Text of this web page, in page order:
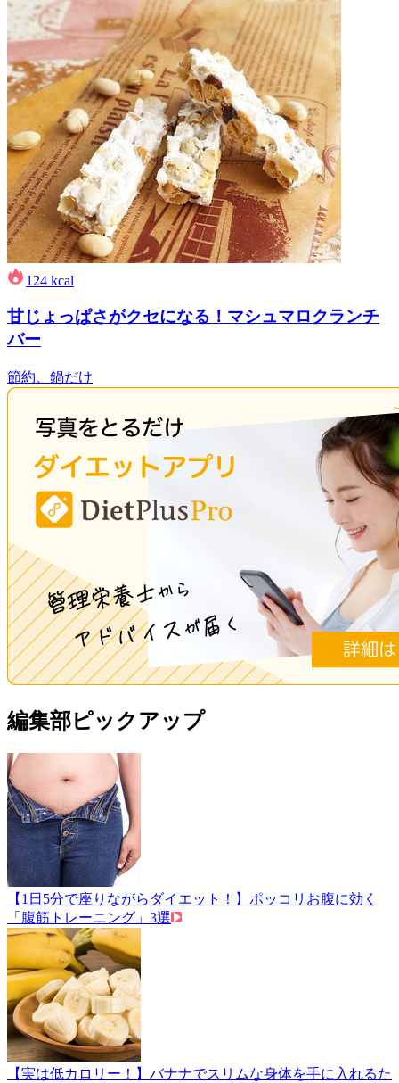
124 kcal
甘じょっぱさがクセになる！マシュマロクランチ
バー
節約、鍋だけ
編集部ピックアップ
【1日5分で座りながらダイエット！】ポッコリお腹に効く
「腹筋トレーニング」3選
【実は低カロリー！】バナナでスリムな身体を手に入れるた